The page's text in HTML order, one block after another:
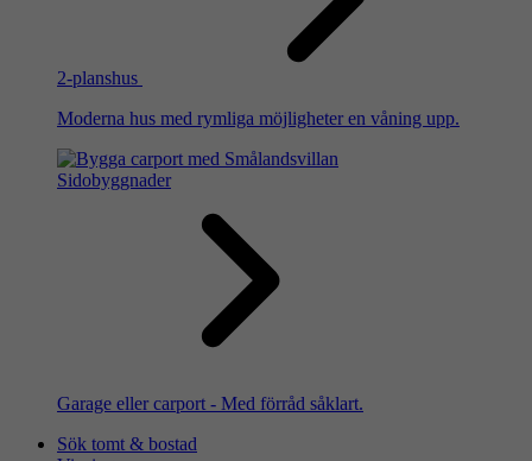
2-planshus
Moderna hus med rymliga möjligheter en våning upp.
Sidobyggnader
Garage eller carport - Med förråd såklart.
Sök tomt & bostad